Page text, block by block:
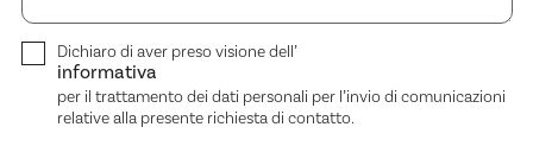
Dichiaro di aver preso visione dell’
informativa
per il trattamento dei dati personali per l’invio di comunicazioni
relative alla presente richiesta di contatto.